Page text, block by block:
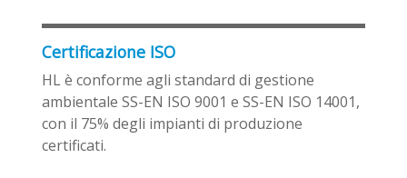
Certificazione ISO
HL è conforme agli standard di gestione
ambientale SS-EN ISO 9001 e SS-EN ISO 14001,
con il 75% degli impianti di produzione
certificati.